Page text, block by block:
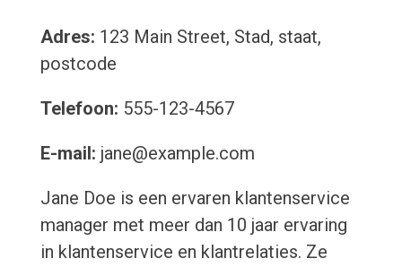
Adres: 123 Main Street, Stad, staat,
postcode
Telefoon: 555-123-4567
E-mail: jane@example.com
Jane Doe is een ervaren klantenservice
manager met meer dan 10 jaar ervaring
in klantenservice en klantrelaties. Ze